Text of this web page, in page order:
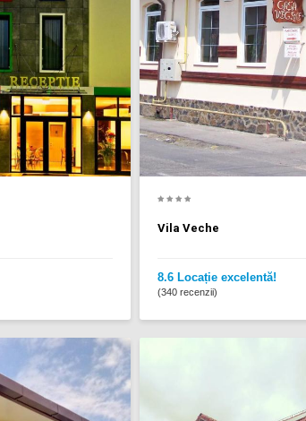
Vila Veche
8.6 Locație excelentă!
(340 recenzii)